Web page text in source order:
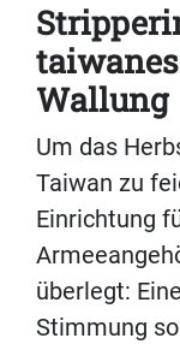
Wallung
Um das
Taiwan zu
Einrichtung
überlegt:
Stimmung